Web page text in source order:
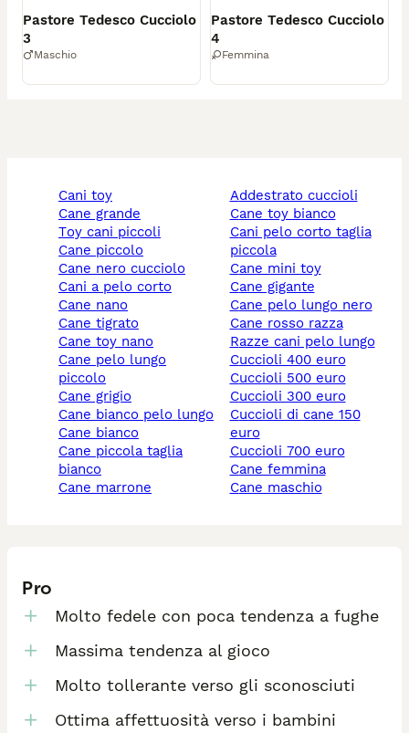
Pastore Tedesco Cucciolo
3
Maschio
Pastore Tedesco Cucciolo
4
Femmina
cani toy
cane grande
toy cani piccoli
cane piccolo
cane nero cucciolo
cani a pelo corto
cane nano
cane tigrato
cane toy nano
cane pelo lungo
piccolo
cane grigio
cane bianco pelo lungo
cane bianco
cane piccola taglia
bianco
cane marrone
addestrato cuccioli
cane toy bianco
cani pelo corto taglia
piccola
cane mini toy
cane gigante
cane pelo lungo nero
cane rosso razza
razze cani pelo lungo
cuccioli 400 euro
cuccioli 500 euro
cuccioli 300 euro
cuccioli di cane 150
euro
cuccioli 700 euro
cane femmina
cane maschio
Pro
Molto fedele con poca tendenza a fughe
Massima tendenza al gioco
Molto tollerante verso gli sconosciuti
Ottima affettuosità verso i bambini